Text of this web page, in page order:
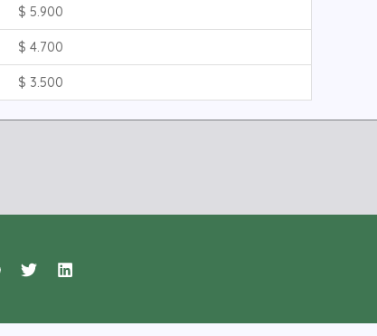
$ 5.900
$ 4.700
$ 3.500